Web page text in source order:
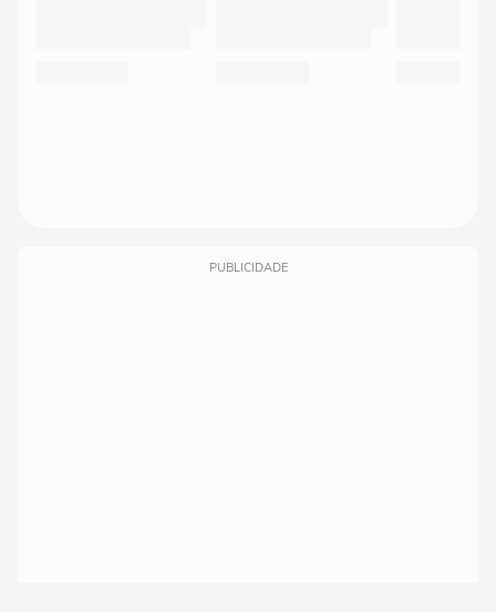
PUBLICIDADE